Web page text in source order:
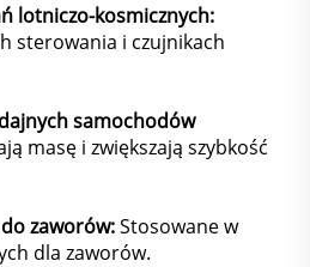
lotniczo-kosmicznych:
sterowania i czujnikach
samochodów
masę i zwiększają szybkość
zaworów:Stosowane w
dla zaworów.